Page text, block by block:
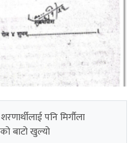
पनि मिर्गौला
बाटो खुल्यो